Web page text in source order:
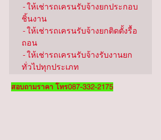
-ให้เช่ารถเครนรับจ้างยกประกอบ
ชิ้นงาน
-ให้เช่ารถเครนรับจ้างยกติดตั้งรื้อ
ถอน
-ให้เช่ารถเครนรับจ้างรับงานยก
ทั่วไปทุกประเภท
สอบถามราคา โทร087-332-2175